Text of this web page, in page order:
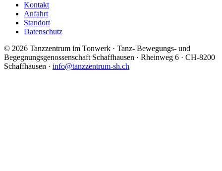
Kontakt
Anfahrt
Standort
Datenschutz
© 2026 Tanzzentrum im Tonwerk · Tanz- Bewegungs- und
Begegnungsgenossenschaft Schaffhausen · Rheinweg 6 · CH-8200
Schaffhausen · info@tanzzentrum-sh.ch